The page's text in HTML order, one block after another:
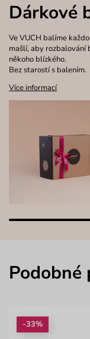
Dárkové
Ve VUCH balíme
mašlí, aby rozbalování
někoho blízkého.
Bez starostí s balením.
Více informací
-33%